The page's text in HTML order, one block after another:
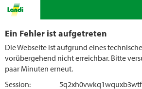
Ein Fehler ist aufgetreten
Die Webseite ist aufgrund eines
vorübergehend nicht erreichbar. Bitte
paar Minuten erneut.
Session: